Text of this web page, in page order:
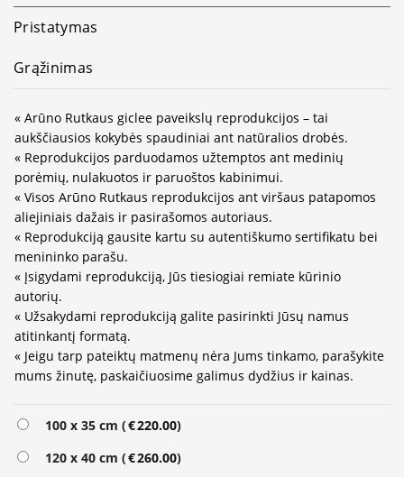
Pristatymas
Grąžinimas
« Arūno Rutkaus giclee paveikslų reprodukcijos – tai
aukščiausios kokybės spaudiniai ant natūralios drobės.
« Reprodukcijos parduodamos užtemptos ant medinių
porėmių, nulakuotos ir paruoštos kabinimui.
« Visos Arūno Rutkaus reprodukcijos ant viršaus patapomos
aliejiniais dažais ir pasirašomos autoriaus.
« Reprodukciją gausite kartu su autentiškumo sertifikatu bei
menininko parašu.
« Įsigydami reprodukciją, Jūs tiesiogiai remiate kūrinio
autorių.
« Užsakydami reprodukciją galite pasirinkti Jūsų namus
atitinkantį formatą.
« Jeigu tarp pateiktų matmenų nėra Jums tinkamo, parašykite
mums žinutę, paskaičiuosime galimus dydžius ir kainas.
100 x 35 cm (€220.00)
120 x 40 cm (€260.00)
Alternative: